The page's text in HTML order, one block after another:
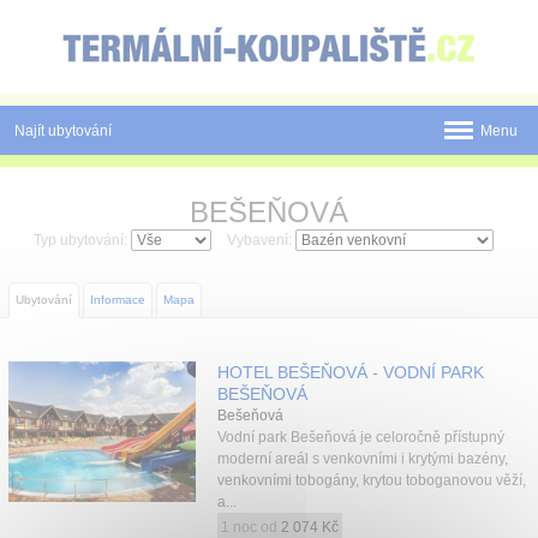
Najít ubytování
Pobyty
Postup rezervace
Tištěné katalogy
O nás
Menu
BEŠEŇOVÁ
Typ ubytování: Vybavení:
Ubytování Informace Mapa
HOTEL BEŠEŇOVÁ - VODNÍ PARK
BEŠEŇOVÁ
Bešeňová
Vodní park Bešeňová je celoročně přístupný
moderní areál s venkovními i krytými bazény,
venkovními tobogány, krytou toboganovou věží,
a...
1 noc od 2 074 Kč